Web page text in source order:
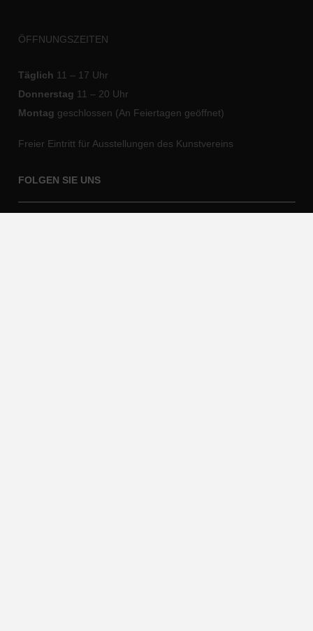
ÖFFNUNGSZEITEN
Täglich 11 – 17 Uhr
Donnerstag 11 – 20 Uhr
Montag geschlossen (An Feiertagen geöffnet)
Freier Eintritt für Ausstellungen des Kunstvereins
FOLGEN SIE UNS